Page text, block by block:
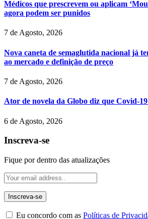
Médicos que prescrevem ou aplicam
agora podem ser punidos
7 de Agosto, 2026
Nova caneta de semaglutida nacional já
ao mercado e definição de preço
7 de Agosto, 2026
Ator de novela da Globo diz que Covid-19
6 de Agosto, 2026
Inscreva-se
Fique por dentro das atualizações
Eu concordo com as Políticas de